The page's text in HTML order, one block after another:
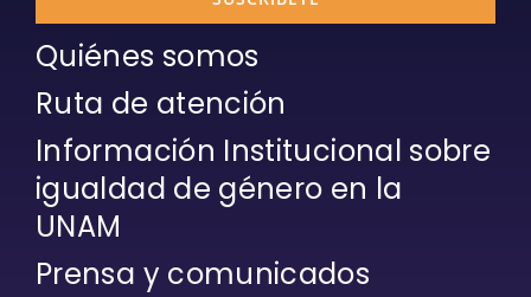
Quiénes somos
Ruta de atención
Información Institucional sobre
igualdad de género en la
UNAM
Prensa y comunicados